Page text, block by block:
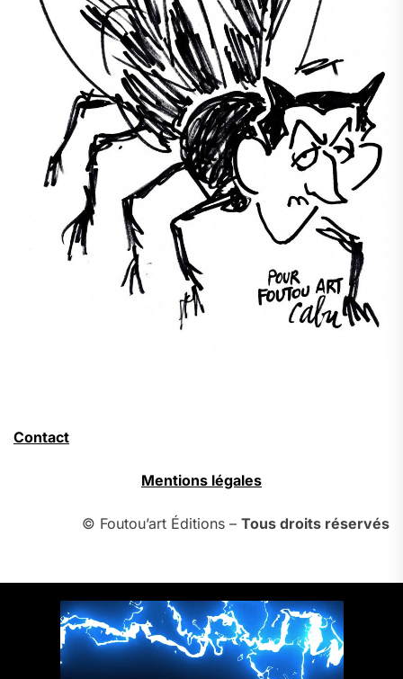
Contact
Mentions légales
© Foutou’art Éditions – Tous droits réservés